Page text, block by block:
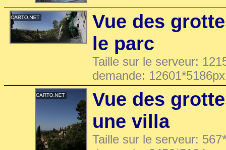
Vue des
le parc
Taille sur le serveur:
demande:
Vue des
une villa
Taille sur le serveur: